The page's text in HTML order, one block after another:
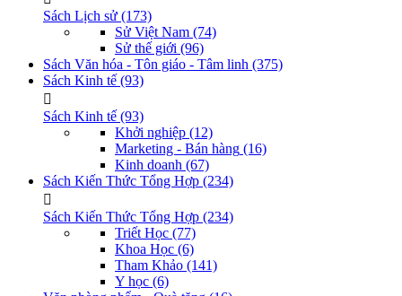
Sách Lịch sử (173)
Sử Việt Nam (74)
Sử thế giới (96)
Sách Văn hóa - Tôn giáo - Tâm linh (375)
Sách Kinh tế (93)
Sách Kinh tế (93)
Khởi nghiệp (12)
Marketing - Bán hàng (16)
Kinh doanh (67)
Sách Kiến Thức Tổng Hợp (234)
Sách Kiến Thức Tổng Hợp (234)
Triết Học (77)
Khoa Học (6)
Tham Khảo (141)
Y học (6)